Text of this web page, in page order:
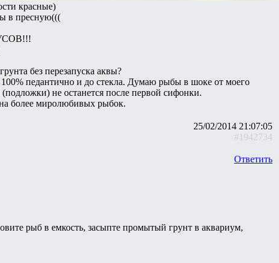
красные)
в пресную(((
без перезапуска аквы?
педантично и до стекла. Думаю рыбы в шоке от моего
не останется после первой сифонки.
более миролюбивых рыбок.
25/02/2014 21:07:05
#1942734
Ответить
рыб в емкость, засыпте промытый грунт в аквариум,